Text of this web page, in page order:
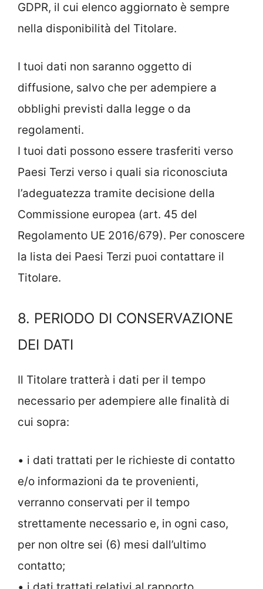
GDPR, il cui elenco aggiornato è sempre
nella disponibilità del Titolare.
I tuoi dati non saranno oggetto di
diffusione, salvo che per adempiere a
obblighi previsti dalla legge o da
regolamenti.
I tuoi dati possono essere trasferiti verso
Paesi Terzi verso i quali sia riconosciuta
l’adeguatezza tramite decisione della
Commissione europea (art. 45 del
Regolamento UE 2016/679). Per conoscere
la lista dei Paesi Terzi puoi contattare il
Titolare.
8. PERIODO DI CONSERVAZIONE
DEI DATI
Il Titolare tratterà i dati per il tempo
necessario per adempiere alle finalità di
cui sopra:
• i dati trattati per le richieste di contatto
e/o informazioni da te provenienti,
verranno conservati per il tempo
strettamente necessario e, in ogni caso,
per non oltre sei (6) mesi dall’ultimo
contatto;